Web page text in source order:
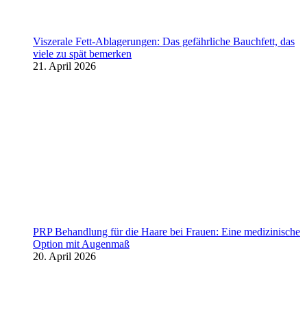
Viszerale Fett-Ablagerungen: Das gefährliche Bauchfett, das
viele zu spät bemerken
21. April 2026
PRP Behandlung für die Haare bei Frauen: Eine medizinische
Option mit Augenmaß
20. April 2026